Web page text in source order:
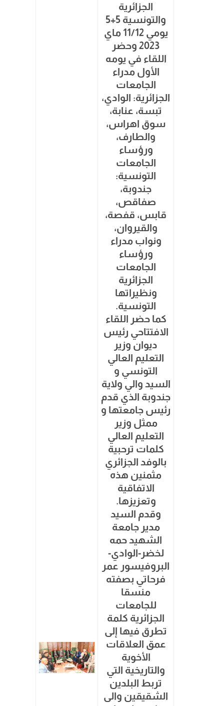
الجزائرية
والتونسية 5+5
يومي 11/12 ماي
2023 وحضر
اللقاء في يومه
الأول مدراء
الجامعات
الجزائرية: الوادي،
تبسة، عنابة،
سوق اهراس،
والطارف،
ورؤساء
الجامعات
التونسية:
جندوبة،
صفاقص،
قابس، قفصة،
والقيروان،
ونواب مدراء
ورؤساء
الجامعات
الجزائرية
ونظيراتها
التونسية.
كما حضر اللقاء
الافتتاحي رئيس
ديوان وزير
التعليم العالي
التونسي و
السيد والي ولاية
جندوبة الذي قدم
رئيس جامعتها و
ممثل وزير
التعليم العالي
كلمات ترحبية
بالوفد الجزائري
مثمنين هذه
الاتفاقية
وتعزيزها.
وقدم السيد
مدير جامعة
الشهيد حمه
لخضر-الوادي-
البروفيسور عمر
فرحاتي بصفته
منسقا
للجامعات
الجزائرية كلمة
تطرق فيها إلى
عمق العلاقات
الأخوية
والتاريخية التي
تربط البلدين
الشقيقين والى